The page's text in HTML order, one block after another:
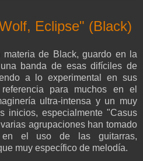
Eclipse" (Black)
de Black, guardo en la
banda de esas difíciles de
a lo experimental en sus
para muchos en el
ultra-intensa y un muy
inicios, especialmente "Casus
agrupaciones han tomado
en el uso de las guitarras,
muy específico de melodía.